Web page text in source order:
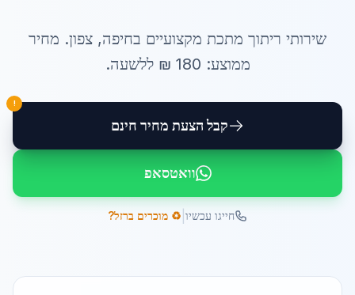
שירותי ריתוך מתכת מקצועיים בחיפה, צפון. מחיר
ממוצע: 180 ₪ ללשעה.
קבל הצעת מחיר חינם
!
וואטסאפ
חייגו עכשיו ♻️ מוכרים ברזל?